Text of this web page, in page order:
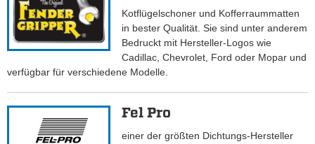
Kotflügelschoner und Kofferraummatten
in bester Qualität. Sie sind unter anderem
Bedruckt mit Hersteller-Logos wie
Cadillac, Chevrolet, Ford oder Mopar und
verfügbar für verschiedene Modelle.
Fel Pro
einer der größten Dichtungs-Hersteller